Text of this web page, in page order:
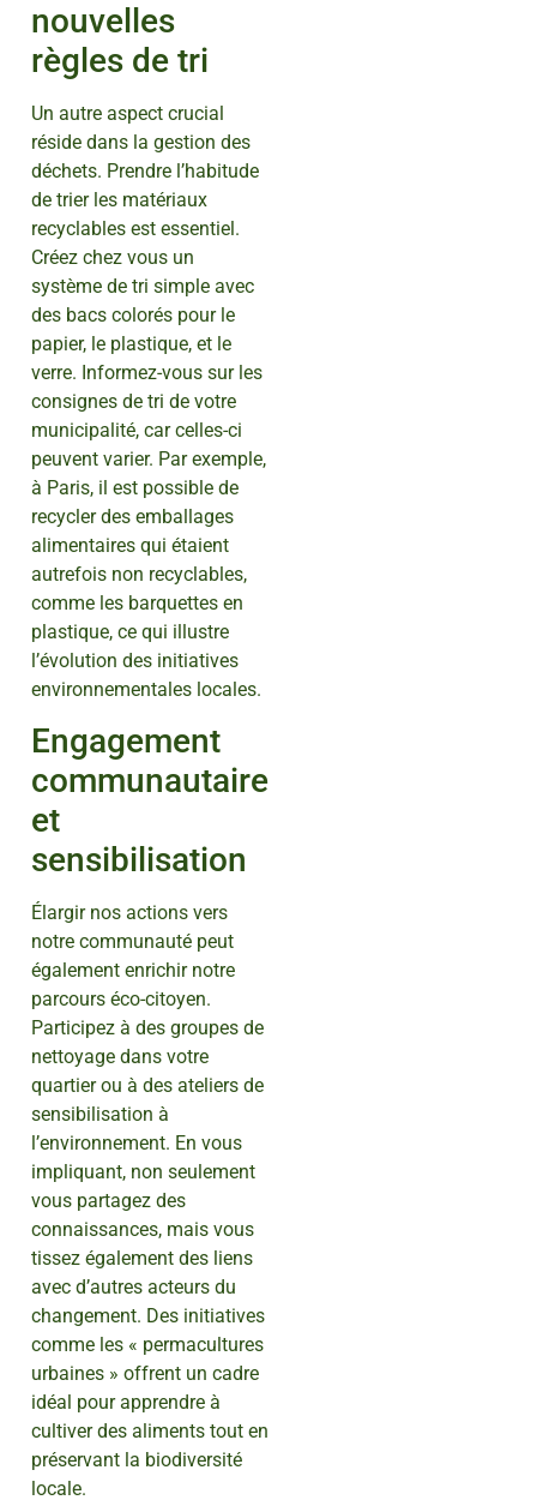
nouvelles
règles de tri
Un autre aspect crucial
réside dans la gestion des
déchets. Prendre l’habitude
de trier les matériaux
recyclables est essentiel.
Créez chez vous un
système de tri simple avec
des bacs colorés pour le
papier, le plastique, et le
verre. Informez-vous sur les
consignes de tri de votre
municipalité, car celles-ci
peuvent varier. Par exemple,
à Paris, il est possible de
recycler des emballages
alimentaires qui étaient
autrefois non recyclables,
comme les barquettes en
plastique, ce qui illustre
l’évolution des initiatives
environnementales locales.
Engagement
communautaire
et
sensibilisation
Élargir nos actions vers
notre communauté peut
également enrichir notre
parcours éco-citoyen.
Participez à des groupes de
nettoyage dans votre
quartier ou à des ateliers de
sensibilisation à
l’environnement. En vous
impliquant, non seulement
vous partagez des
connaissances, mais vous
tissez également des liens
avec d’autres acteurs du
changement. Des initiatives
comme les « permacultures
urbaines » offrent un cadre
idéal pour apprendre à
cultiver des aliments tout en
préservant la biodiversité
locale.